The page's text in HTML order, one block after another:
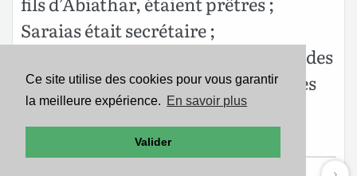
Ce site utilise des cookies pour vous garantir
la meilleure expérience. En savoir plus
Valider
Saraias était secrétaire ;
des
Céréthiens et des Phéléthiens ; et les
fils de David étaient ses conseillers
intimes.